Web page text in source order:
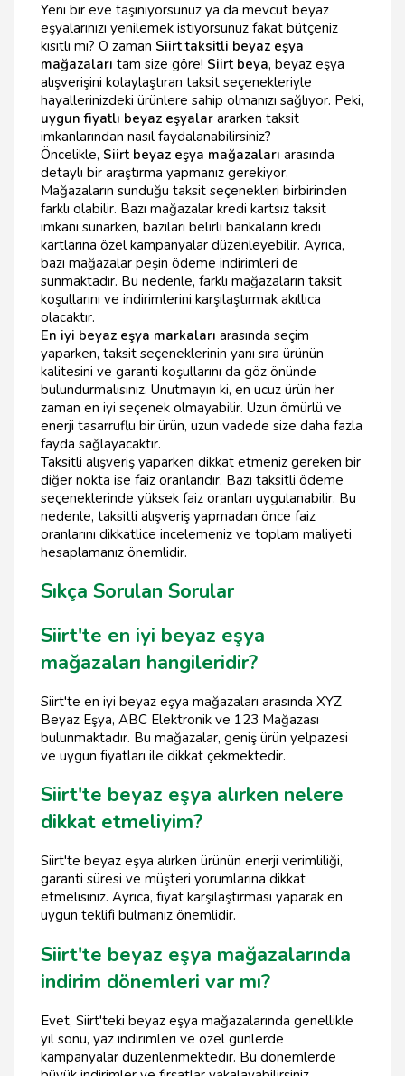
Yeni bir eve taşınıyorsunuz ya da mevcut beyaz
eşyalarınızı yenilemek istiyorsunuz fakat bütçeniz
kısıtlı mı? O zaman Siirt taksitli beyaz eşya
mağazaları tam size göre! Siirt beya, beyaz eşya
alışverişini kolaylaştıran taksit seçenekleriyle
hayallerinizdeki ürünlere sahip olmanızı sağlıyor. Peki,
uygun fiyatlı beyaz eşyalar ararken taksit
imkanlarından nasıl faydalanabilirsiniz?
Öncelikle, Siirt beyaz eşya mağazaları arasında
detaylı bir araştırma yapmanız gerekiyor.
Mağazaların sunduğu taksit seçenekleri birbirinden
farklı olabilir. Bazı mağazalar kredi kartsız taksit
imkanı sunarken, bazıları belirli bankaların kredi
kartlarına özel kampanyalar düzenleyebilir. Ayrıca,
bazı mağazalar peşin ödeme indirimleri de
sunmaktadır. Bu nedenle, farklı mağazaların taksit
koşullarını ve indirimlerini karşılaştırmak akıllıca
olacaktır.
En iyi beyaz eşya markaları arasında seçim
yaparken, taksit seçeneklerinin yanı sıra ürünün
kalitesini ve garanti koşullarını da göz önünde
bulundurmalısınız. Unutmayın ki, en ucuz ürün her
zaman en iyi seçenek olmayabilir. Uzun ömürlü ve
enerji tasarruflu bir ürün, uzun vadede size daha fazla
fayda sağlayacaktır.
Taksitli alışveriş yaparken dikkat etmeniz gereken bir
diğer nokta ise faiz oranlarıdır. Bazı taksitli ödeme
seçeneklerinde yüksek faiz oranları uygulanabilir. Bu
nedenle, taksitli alışveriş yapmadan önce faiz
oranlarını dikkatlice incelemeniz ve toplam maliyeti
hesaplamanız önemlidir.
Sıkça Sorulan Sorular
Siirt'te en iyi beyaz eşya
mağazaları hangileridir?
Siirt'te en iyi beyaz eşya mağazaları arasında XYZ
Beyaz Eşya, ABC Elektronik ve 123 Mağazası
bulunmaktadır. Bu mağazalar, geniş ürün yelpazesi
ve uygun fiyatları ile dikkat çekmektedir.
Siirt'te beyaz eşya alırken nelere
dikkat etmeliyim?
Siirt'te beyaz eşya alırken ürünün enerji verimliliği,
garanti süresi ve müşteri yorumlarına dikkat
etmelisiniz. Ayrıca, fiyat karşılaştırması yaparak en
uygun teklifi bulmanız önemlidir.
Siirt'te beyaz eşya mağazalarında
indirim dönemleri var mı?
Evet, Siirt'teki beyaz eşya mağazalarında genellikle
yıl sonu, yaz indirimleri ve özel günlerde
kampanyalar düzenlenmektedir. Bu dönemlerde